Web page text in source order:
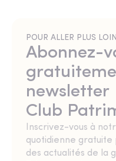
POUR ALLER PLUS LOIN
Abonnez-
newsletter
Club
Inscrivez-vous à
quotidienne gratuite
des actualités de la